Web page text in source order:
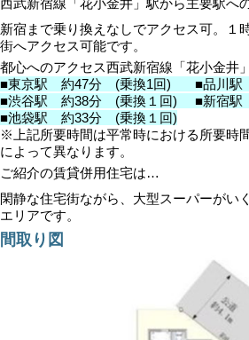
西武新宿線「花小金井」駅から主要駅へ
新宿まで乗り換えなしでアクセス可。１
街へアクセス可能です。
都心へのアクセス西武新宿線「花小金井
■東京駅 約47分 (乗換1回) ■品川駅
■渋谷駅 約38分 (乗換１回) ■新宿駅
■池袋駅 約33分 (乗換１回)
※上記所要時間は平常時における所要時
によって異なります。
ご紹介の賃貸併用住宅は…
閑静な住宅街ながら、大型スーパーがい
エリアです。
間取り図